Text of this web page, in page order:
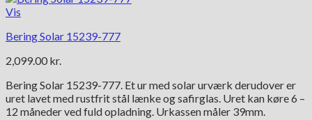
Vis
Bering Solar 15239-777
2,099.00 kr.
Bering Solar 15239-777. Et ur med solar urværk derudover er
uret lavet med rustfrit stål lænke og safirglas. Uret kan køre 6 –
12 måneder ved fuld opladning. Urkassen måler 39mm.